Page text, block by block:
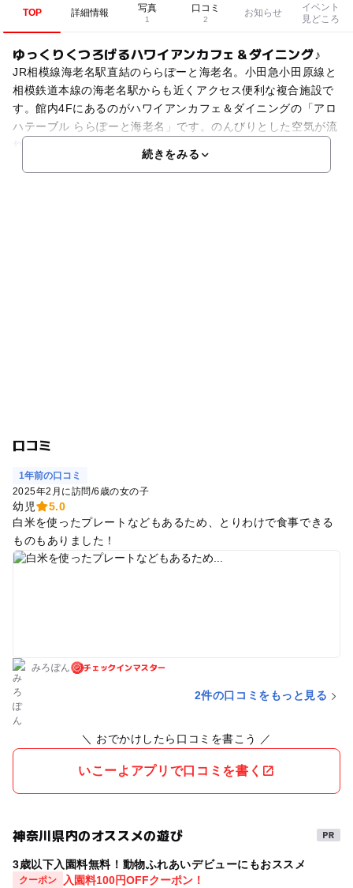
TOP 詳細情報 写真
1
口コミ
2
お知らせ
イベント
見どころ
ゆっくりくつろげるハワイアンカフェ＆ダイニング♪
JR相模線海老名駅直結のららぽーと海老名。小田急小田原線と
相模鉄道本線の海老名駅からも近くアクセス便利な複合施設で
す。館内4Fにあるのがハワイアンカフェ＆ダイニングの「アロ
ハテーブル ららぽーと海老名」です。のんびりとした空気が流
続きをみる
口コミ
1年前の口コミ
2025年2月に訪問/6歳の女の子
幼児
5.0
白米を使ったプレートなどもあるため、とりわけで食事できる
ものもありました！
みろぽん チェックインマスター
2件の口コミをもっと見る
＼ おでかけしたら口コミを書こう ／
いこーよアプリで口コミを書く
神奈川県内のオススメの遊び
3歳以下入園料無料！動物ふれあいデビューにもおススメ
クーポン
入園料100円OFFクーポン！